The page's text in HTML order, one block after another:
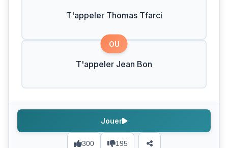
T'appeler Thomas Tfarci
OU
T'appeler Jean Bon
300 195
Jouer